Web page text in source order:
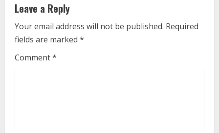
n
u
e
R
Leave a Reply
Your email address will not be published. Required
fields are marked *
Comment*